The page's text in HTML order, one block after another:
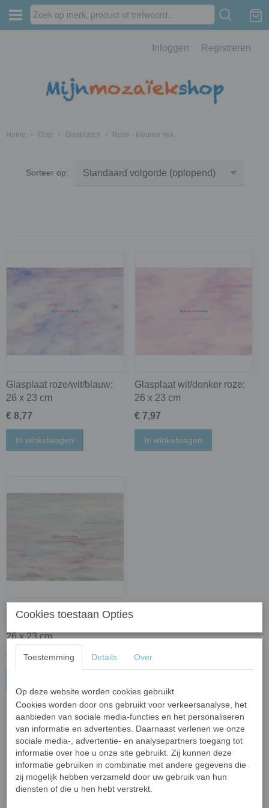
Inloggen Registreren
Home › Glas › Glasplaten › Roze - kleuren mix
Sorteer op:
Glasplaat roze/wit/blauw;
26 x 23 cm
€ 8,77
In winkelwagen
Glasplaat wit/donker roze;
26 x 23 cm
€ 7,97
In winkelwagen
Glasplaat
magenta/wit/groen/blauw;
26 x 23 cm
€ 8,77
Glasplaten in roze en
Cookies toestaan Opties
Toestemming Details Over
Op deze website worden cookies gebruikt
Cookies worden door ons gebruikt voor verkeersanalyse, het
aanbieden van sociale media-functies en het personaliseren
van informatie en advertenties. Daarnaast verlenen we onze
sociale media-, advertentie- en analysepartners toegang tot
informatie over hoe u onze site gebruikt. Zij kunnen deze
informatie gebruiken in combinatie met andere gegevens die
zij mogelijk hebben verzameld door uw gebruik van hun
diensten of die u hen hebt verstrekt.